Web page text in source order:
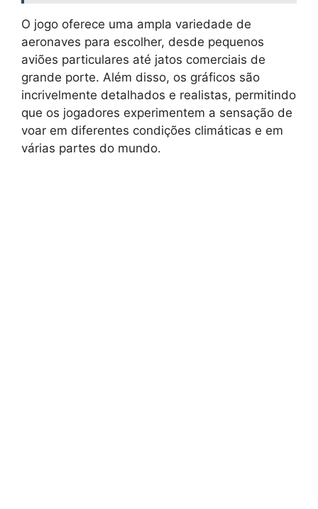
O jogo oferece uma ampla variedade de
aeronaves para escolher, desde pequenos
aviões particulares até jatos comerciais de
grande porte. Além disso, os gráficos são
incrivelmente detalhados e realistas, permitindo
que os jogadores experimentem a sensação de
voar em diferentes condições climáticas e em
várias partes do mundo.